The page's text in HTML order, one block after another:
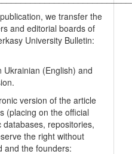
we transfer the
and editorial boards of
University Bulletin:
Ukrainian (English) and
version of the article
(placing on the official
repositories,
the right without
and the founders: